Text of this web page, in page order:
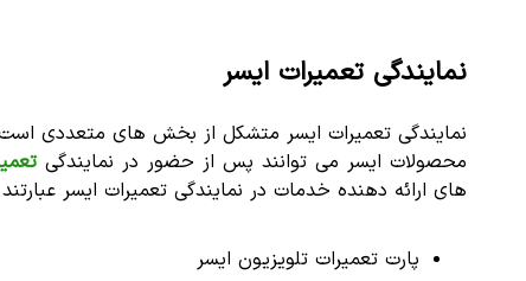
نمایندگی تعمیرات ایسر
نمایندگی تعمیرات ایسر متشکل از بخش های متعددی
محصولات ایسر می توانند پس از حضور در نمایندگی
های ارائه دهنده خدمات در نمایندگی تعمیرات ایسر عبارتند
پارت تعمیرات تلویزیون ایسر